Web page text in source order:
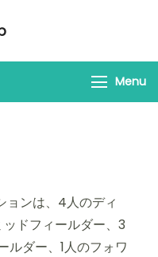
Menu
ンは、4人のディ
ドフィールダー、3
ルダー、1人のフォワ